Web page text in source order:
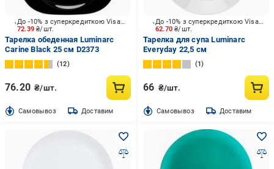
72.39₴/шт.
До -10% з суперкредиткою Visa Вигода
Тарелка обеденная Luminarc
Carine Black 25 см D2373
12
76.20 ₴/шт.
Cамовывоз Доставим
62.70₴/шт.
До -10% з суперкредиткою Visa Вигода
Тарелка для супа Luminarc
Everyday 22,5 cм
1
66 ₴/шт.
Cамовывоз Доставим